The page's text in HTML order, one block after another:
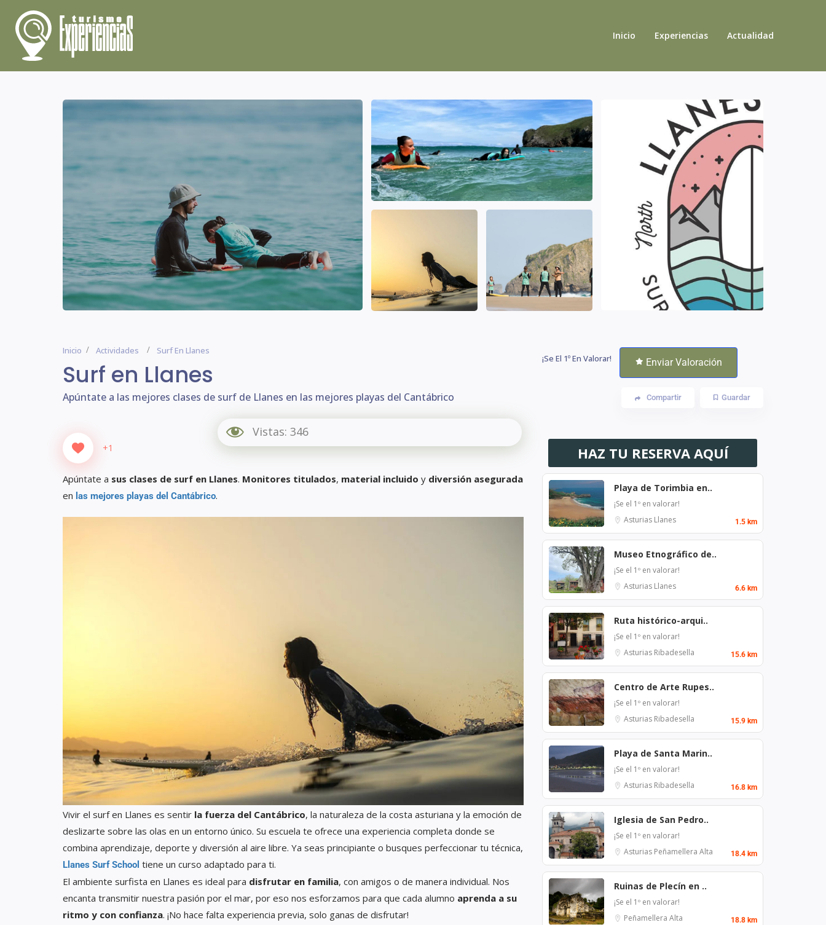
Inicio Experiencias Actualidad
Inicio Actividades Surf En Llanes
Surf en Llanes
Apúntate a las mejores clases de surf de Llanes en las mejores playas del Cantábrico
¡Se El 1º En Valorar! Enviar Valoración
Guardar
Compartir
+1
Vistas: 346
Apúntate a sus clases de surf en Llanes. Monitores titulados, material incluido y diversión asegurada
en las mejores playas del Cantábrico.
Vivir el surf en Llanes es sentir la fuerza del Cantábrico, la naturaleza de la costa asturiana y la emoción de
deslizarte sobre las olas en un entorno único. Su escuela te ofrece una experiencia completa donde se
combina aprendizaje, deporte y diversión al aire libre. Ya seas principiante o busques perfeccionar tu técnica,
Llanes Surf School tiene un curso adaptado para ti.
El ambiente surfista en Llanes es ideal para disfrutar en familia, con amigos o de manera individual. Nos
encanta transmitir nuestra pasión por el mar, por eso nos esforzamos para que cada alumno aprenda a su
ritmo y con confianza. ¡No hace falta experiencia previa, solo ganas de disfrutar!
HAZ TU RESERVA AQUÍ
Playa de Torimbia en..
¡Se el 1º en valorar!
Asturias Llanes 1.5 km
Museo Etnográfico de..
¡Se el 1º en valorar!
Asturias Llanes 6.6 km
Ruta histórico-arqui..
¡Se el 1º en valorar!
Asturias Ribadesella 15.6 km
Centro de Arte Rupes..
¡Se el 1º en valorar!
Asturias Ribadesella 15.9 km
Playa de Santa Marin..
¡Se el 1º en valorar!
Asturias Ribadesella 16.8 km
Iglesia de San Pedro..
¡Se el 1º en valorar!
Asturias Peñamellera Alta 18.4 km
Ruinas de Plecín en ..
¡Se el 1º en valorar!
Peñamellera Alta
18.8 km